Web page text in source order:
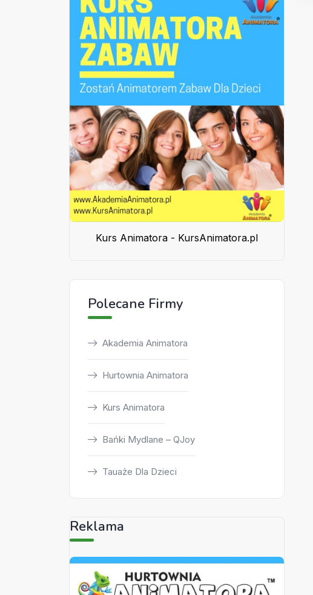
Kurs Animatora - KursAnimatora.pl
Polecane Firmy
Akademia Animatora
Hurtownia Animatora
Kurs Animatora
Bańki Mydlane – QJoy
Tauaże Dla Dzieci
Reklama